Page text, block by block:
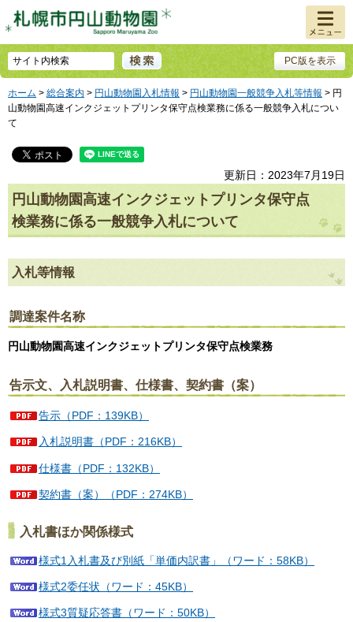
PC版を表示
メニュ
ー
ホーム > 総合案内 > 円山動物園入札情報 > 円山動物園一般競争入札等情報 > 円
山動物園高速インクジェットプリンタ保守点検業務に係る一般競争入札につい
て
更新日：2023年7月19日
円山動物園高速インクジェットプリンタ保守点
検業務に係る一般競争入札について
入札等情報
調達案件名称
円山動物園高速インクジェットプリンタ保守点検業務
告示文、入札説明書、仕様書、契約書（案）
告示（PDF：139KB）
入札説明書（PDF：216KB）
仕様書（PDF：132KB）
契約書（案）（PDF：274KB）
入札書ほか関係様式
様式1入札書及び別紙「単価内訳書」（ワード：58KB）
様式2委任状（ワード：45KB）
様式3質疑応答書（ワード：50KB）